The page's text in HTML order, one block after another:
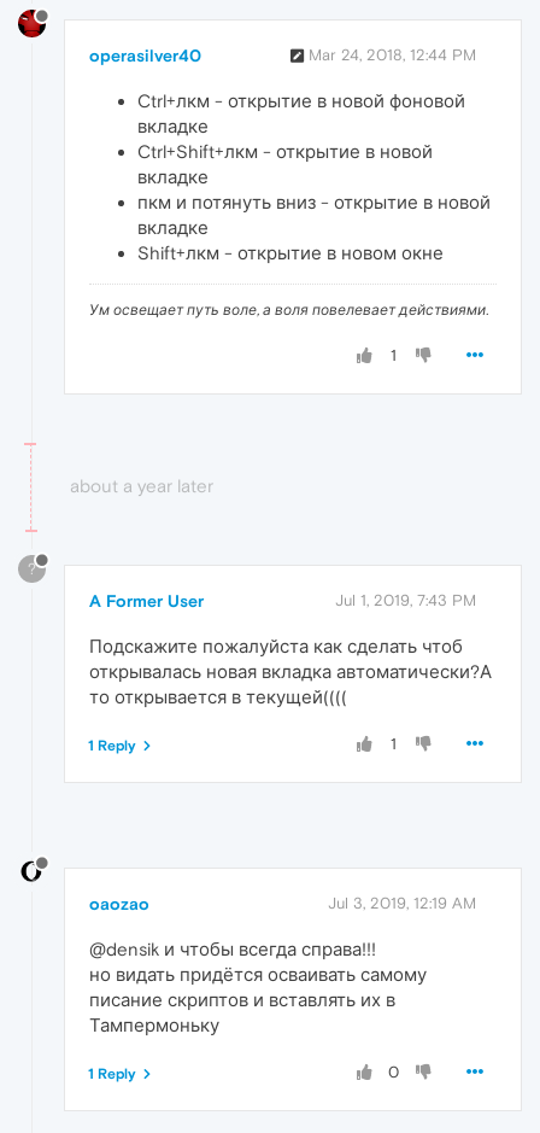
operasilver40 Mar 24, 2018, 12:44 PM
Ctrl+лкм - открытие в новой фоновой
вкладке
Ctrl+Shift+лкм - открытие в новой
вкладке
пкм и потянуть вниз - открытие в новой
вкладке
Shift+лкм - открытие в новом окне
Ум освещает путь воле, а воля повелевает действиями.
1
about a year later
?
A Former User Jul 1, 2019, 7:43 PM
Подскажите пожалуйста как сделать чтоб
открывалась новая вкладка автоматически?А
то открывается в текущей((((
1
1 Reply
oaozao Jul 3, 2019, 12:19 AM
@densik и чтобы всегда справа!!!
но видать придётся осваивать самому
писание скриптов и вставлять их в
Тампермоньку
0
1 Reply